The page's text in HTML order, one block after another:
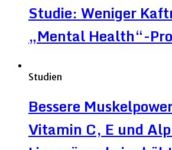
Studie: Weniger
„Mental Health“-
Studien
Bessere
Vitamin C, E und